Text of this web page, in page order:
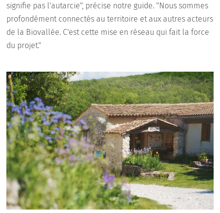
signifie pas l'autarcie", précise notre guide. "Nous sommes
profondément connectés au territoire et aux autres acteurs
de la Biovallée. C'est cette mise en réseau qui fait la force
du projet."